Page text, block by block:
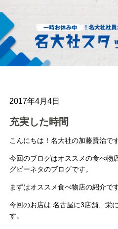
2017年4月4日
充実した時間
こんにちは！名大社の加藤賢治です
今回のブログはオススメの食べ物
グビーネタのブログです。
まずはオススメ食べ物店の紹介です
今回のお店は 名古屋に3店舗、栄
す。